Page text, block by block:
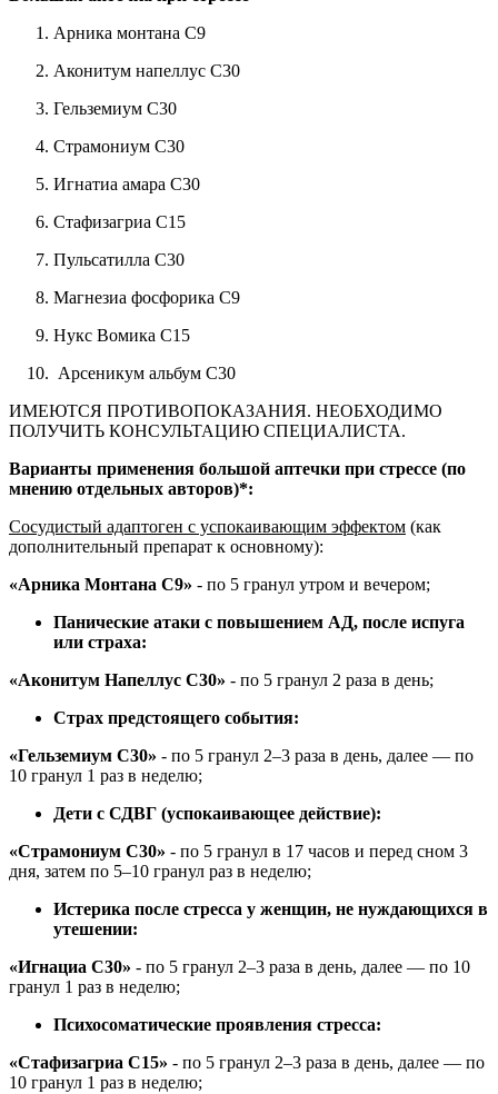
Арника монтана С9
Аконитум напеллус С30
Гельземиум С30
Страмониум С30
Игнатиа амара С30
Стафизагриа С15
Пульсатилла С30
Магнезиа фосфорика С9
Нукс Вомика С15
Арсеникум альбум С30
ИМЕЮТСЯ ПРОТИВОПОКАЗАНИЯ. НЕОБХОДИМО
ПОЛУЧИТЬ КОНСУЛЬТАЦИЮ СПЕЦИАЛИСТА.
Варианты применения большой аптечки при стрессе (по
мнению отдельных авторов)*:
Сосудистый адаптоген с успокаивающим эффектом (как
дополнительный препарат к основному):
«Арника Монтана С9» - по 5 гранул утром и вечером;
Панические атаки с повышением АД, после испуга
или страха:
«Аконитум Напеллус С30» - по 5 гранул 2 раза в день;
Страх предстоящего события:
«Гельземиум С30» - по 5 гранул 2–3 раза в день, далее — по
10 гранул 1 раз в неделю;
Дети с СДВГ (успокаивающее действие):
«Страмониум С30» - по 5 гранул в 17 часов и перед сном 3
дня, затем по 5–10 гранул раз в неделю;
Истерика после стресса у женщин, не нуждающихся в
утешении:
«Игнациа С30» - по 5 гранул 2–3 раза в день, далее — по 10
гранул 1 раз в неделю;
Психосоматические проявления стресса:
«Стафизагриа С15» - по 5 гранул 2–3 раза в день, далее — по
10 гранул 1 раз в неделю;